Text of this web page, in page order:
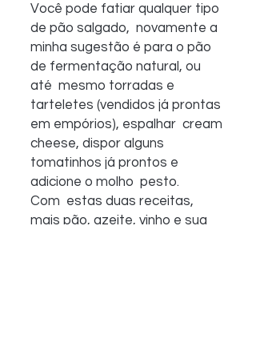
Você pode fatiar qualquer tipo
de pão salgado,  novamente a
minha sugestão é para o pão
de fermentação natural, ou
até  mesmo torradas e
tarteletes (vendidos já prontas
em empórios), espalhar  cream
cheese, dispor alguns
tomatinhos já prontos e
adicione o molho  pesto.
Com  estas duas receitas,
mais pão, azeite, vinho e sua